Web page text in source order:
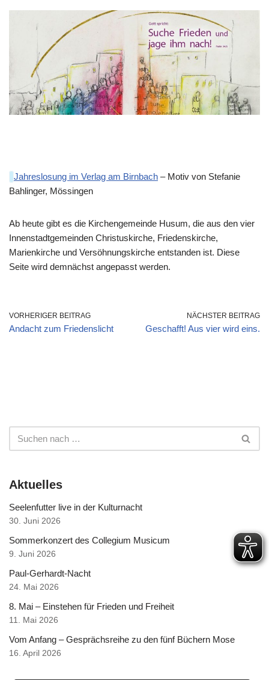
Jahreslosung im Verlag am Birnbach – Motiv von Stefanie
Bahlinger, Mössingen
Ab heute gibt es die Kirchengemeinde Husum, die aus den vier
Innenstadtgemeinden Christuskirche, Friedenskirche,
Marienkirche und Versöhnungskirche entstanden ist. Diese
Seite wird demnächst angepasst werden.
VORHERIGER BEITRAG
Andacht zum Friedenslicht
NÄCHSTER BEITRAG
Geschafft! Aus vier wird eins.
Aktuelles
Seelenfutter live in der Kulturnacht
30. Juni 2026
Sommerkonzert des Collegium Musicum
9. Juni 2026
Paul-Gerhardt-Nacht
24. Mai 2026
8. Mai – Einstehen für Frieden und Freiheit
11. Mai 2026
Vom Anfang – Gesprächsreihe zu den fünf Büchern Mose
16. April 2026